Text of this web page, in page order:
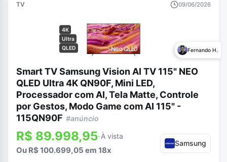
TV 09/06/2026
4K
Ultra
QLED
Fernando H.
Smart TV Samsung Vision AI TV 115" NEO
QLED Ultra 4K QN90F, Mini LED,
Processador com AI, Tela Matte, Controle
por Gestos, Modo Game com AI 115" -
115QN90F #anúncio
R$ 89.998,95-À vista
Ou R$ 100.699,05 em 18x
Samsung